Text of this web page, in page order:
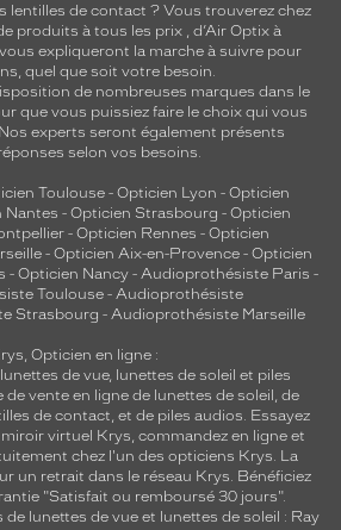
lentilles de contact ? Vous trouverez chez
produits à tous les prix , d’Air Optix à
expliqueront la marche à suivre pour
quel que soit votre besoin.
de nombreuses marques dans le
que vous puissiez faire le choix qui vous
experts seront également présents
selon vos besoins.
Toulouse- Opticien Lyon - Opticien
Nantes - Opticien Strasbourg - Opticien
- Opticien Rennes - Opticien
- Opticien Aix-en-Provence - Opticien
- Opticien Nancy - Audioprothésiste Paris -
Toulouse- Audioprothésiste
Strasbourg - Audioprothésiste Marseille
Opticien en ligne :
lunettes de vue, lunettes de soleil et piles
de vente en ligne de lunettes de soleil, de
de contact, et de piles audios. Essayez
virtuel Krys, commandez en ligne et
chez l'un des opticiens Krys. La
un retrait dans le réseau Krys. Bénéficiez
"Satisfait ou remboursé 30 jours".
de lunettes de vue et lunettes de soleil : Ray